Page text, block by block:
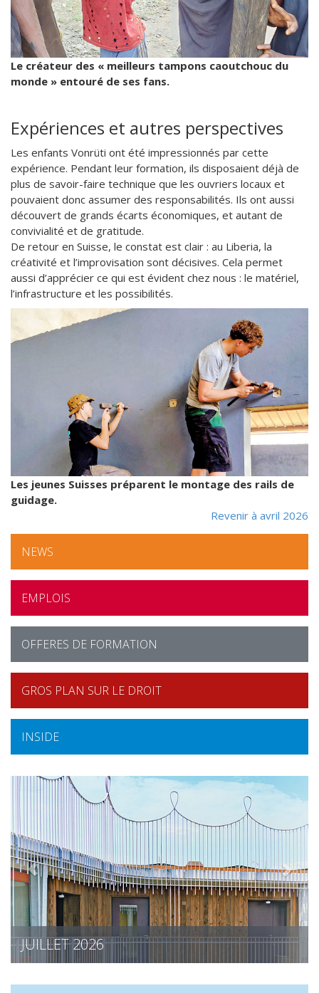
Le créateur des « meilleurs tampons caoutchouc du
monde » entouré de ses fans.
Expériences et autres perspectives
Les enfants Vonrüti ont été impressionnés par cette
expérience. Pendant leur formation, ils disposaient déjà de
plus de savoir-faire technique que les ouvriers locaux et
pouvaient donc assumer des responsabilités. Ils ont aussi
découvert de grands écarts économiques, et autant de
convivialité et de gratitude.
De retour en Suisse, le constat est clair : au Liberia, la
créativité et l’improvisation sont décisives. Cela permet
aussi d’apprécier ce qui est évident chez nous : le matériel,
l’infrastructure et les possibilités.
Les jeunes Suisses préparent le montage des rails de
guidage.
Revenir à avril 2026
NEWS
EMPLOIS
OFFERES DE FORMATION
GROS PLAN SUR LE DROIT
INSIDE
JUIN 2026